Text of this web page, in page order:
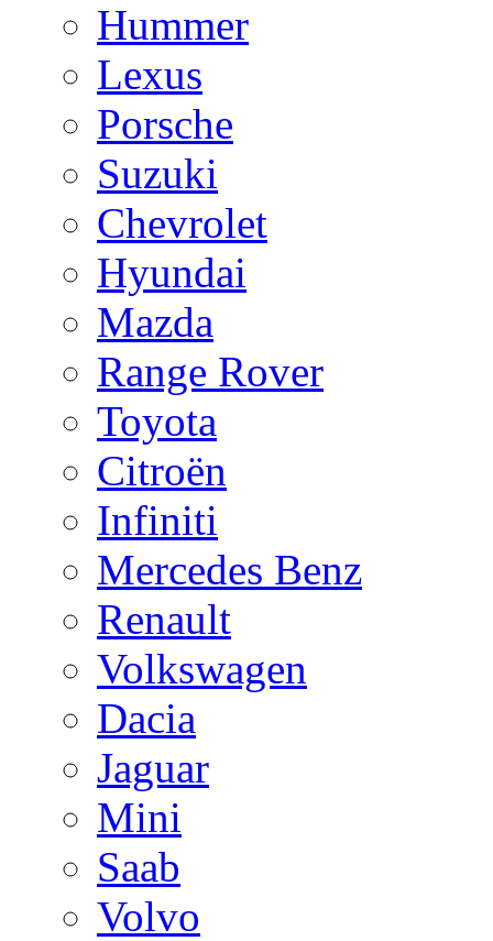
Hummer
Lexus
Porsche
Suzuki
Chevrolet
Hyundai
Mazda
Range Rover
Toyota
Citroën
Infiniti
Mercedes Benz
Renault
Volkswagen
Dacia
Jaguar
Mini
Saab
Volvo